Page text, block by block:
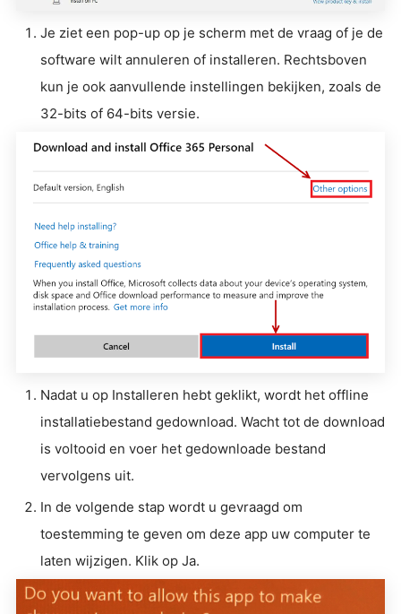
Je ziet een pop-up op je scherm met de vraag of je de
software wilt annuleren of installeren. Rechtsboven
kun je ook aanvullende instellingen bekijken, zoals de
32-bits of 64-bits versie.
Nadat u op Installeren hebt geklikt, wordt het offline
installatiebestand gedownload. Wacht tot de download
is voltooid en voer het gedownloade bestand
vervolgens uit.
In de volgende stap wordt u gevraagd om
toestemming te geven om deze app uw computer te
laten wijzigen. Klik op Ja.